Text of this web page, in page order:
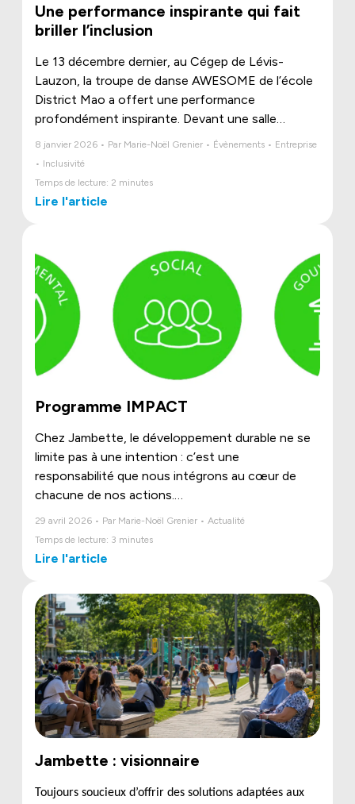
Une performance inspirante qui fait
briller l’inclusion
Le 13 décembre dernier, au Cégep de Lévis-
Lauzon, la troupe de danse AWESOME de l’école
District Mao a offert une performance
profondément inspirante. Devant une salle
conquise, ces jeunes danseurs en situation de
8 janvier 2026 • Par Marie-Noël Grenier • Évènements • Entreprise
• Inclusivité
Temps de lecture: 2 minutes
Lire l'article
Programme IMPACT
Chez Jambette, le développement durable ne se
limite pas à une intention : c’est une
responsabilité que nous intégrons au cœur de
chacune de nos actions.
essentiels, les critères ESG, pour bâtir un avenir
29 avril 2026 • Par Marie-Noël Grenier • Actualité
Temps de lecture: 3 minutes
Lire l'article
Jambette : visionnaire
Toujours soucieux d’offrir des solutions adaptées aux